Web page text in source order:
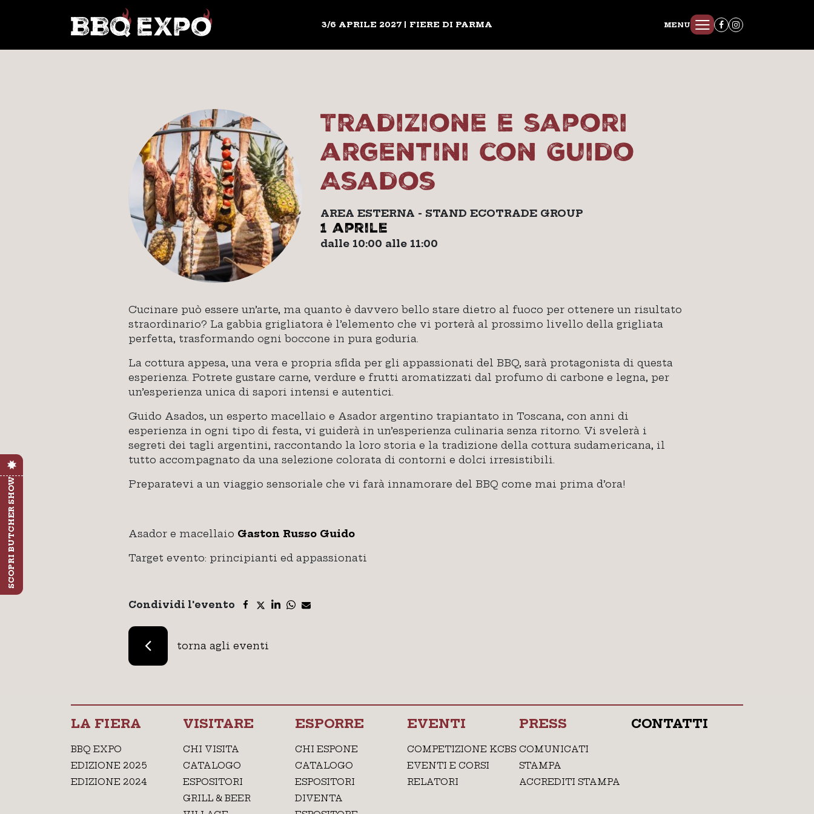
3/6 APRILE 2027 | FIERE DI PARMA MENU
SCOPRI BUTCHER SHOW
Tradizione e sapori
argentini con Guido
Asados
AREA ESTERNA - STAND ECOTRADE GROUP
1 aprile
dalle 10:00 alle 11:00
Cucinare può essere un’arte, ma quanto è davvero bello stare dietro al fuoco per ottenere un risultato
straordinario? La gabbia grigliatora è l’elemento che vi porterà al prossimo livello della grigliata
perfetta, trasformando ogni boccone in pura goduria.
La cottura appesa, una vera e propria sfida per gli appassionati del BBQ, sarà protagonista di questa
esperienza. Potrete gustare carne, verdure e frutti aromatizzati dal profumo di carbone e legna, per
un’esperienza unica di sapori intensi e autentici.
Guido Asados, un esperto macellaio e Asador argentino trapiantato in Toscana, con anni di
esperienza in ogni tipo di festa, vi guiderà in un’esperienza culinaria senza ritorno. Vi svelerà i
segreti dei tagli argentini, raccontando la loro storia e la tradizione della cottura sudamericana, il
tutto accompagnato da una selezione colorata di contorni e dolci irresistibili.
Preparatevi a un viaggio sensoriale che vi farà innamorare del BBQ come mai prima d’ora!
Asador e macellaio Gaston Russo Guido
Target evento: principianti ed appassionati
Condividi l'evento
torna agli eventi
LA FIERA
BBQ EXPO
EDIZIONE 2025
EDIZIONE 2024
VISITARE
CHI VISITA
CATALOGO
ESPOSITORI
GRILL & BEER
ESPORRE
CHI ESPONE
CATALOGO
ESPOSITORI
DIVENTA
EVENTI
COMPETIZIONE KCBS
EVENTI E CORSI
RELATORI
PRESS
COMUNICATI
STAMPA
ACCREDITI STAMPA
CONTATTI